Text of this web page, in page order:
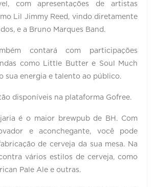
com apresentações de artistas
Lil Jimmy Reed, vindo diretamente
e a Bruno Marques Band.
contará com participações
como Little Butter e Soul Much
sua energia e talento ao público.
disponíveis na plataforma Gofree.
é o maior brewpub de BH. Com
e aconchegante, você pode
de cerveja da sua mesa. Na
vários estilos de cerveja, como
Pale Ale e outras.